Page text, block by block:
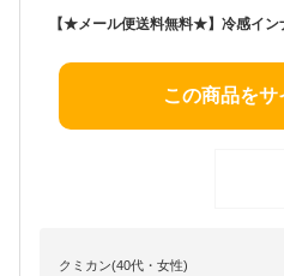
この商品をサ
クミカン(40代・女性)